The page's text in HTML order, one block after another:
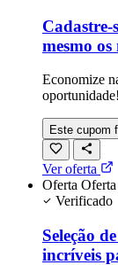
mesmo os
Economize
oportunidade!
Este cupom
Ver oferta
Oferta Oferta
Verificado
Seleção
incríveis